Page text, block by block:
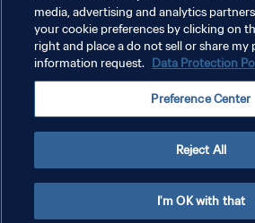
POLÍTICA DE PRIVACIDADE
TERMOS DE SERVIÇO
ADMINISTRAR AS PREFERÊNCIAS DE COOKIES
media, advertising and analytics
your cookie preferences by clicking on
right and place a do not sell or share my
information request. Data Protection
Preference Center
Reject All
I'm OK with that